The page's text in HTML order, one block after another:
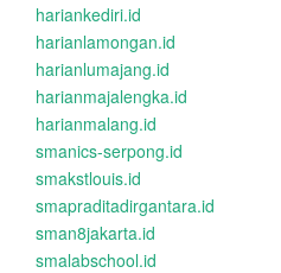
hariankediri.id
harianlamongan.id
harianlumajang.id
harianmajalengka.id
harianmalang.id
smanics-serpong.id
smakstlouis.id
smapraditadirgantara.id
sman8jakarta.id
smalabschool.id